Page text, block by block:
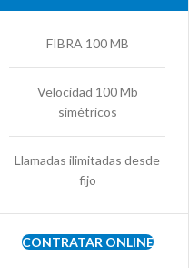
FIBRA 100 MB
Velocidad 100 Mb
simétricos
Llamadas ilimitadas desde
fijo
CONTRATAR ONLINE